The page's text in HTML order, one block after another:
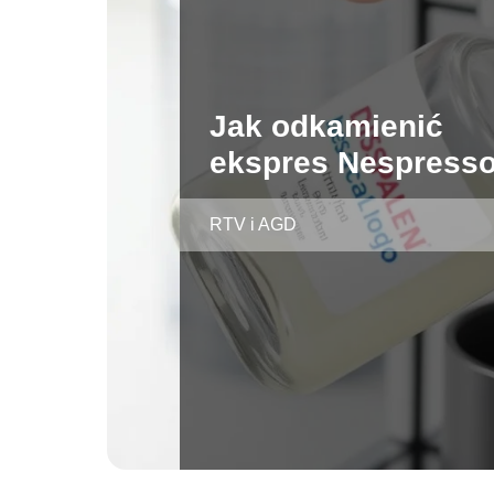
Jak odkamienić
ekspres
RTV i AGD